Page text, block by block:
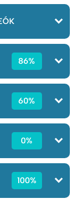
86%
60%
0%
100%